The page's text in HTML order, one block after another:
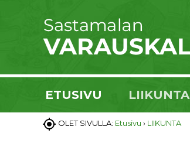
ETUSIVU LIIKUNTA
 OLET SIVULLA: Etusivu › LIIKUNTA